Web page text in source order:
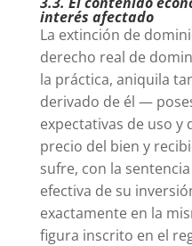
interés afectado
La extinción de
derecho real de
la práctica, aniquila
derivado de él —
expectativas de uso
precio del bien y
sufre, con la
efectiva de su
exactamente en la
figura inscrito en el